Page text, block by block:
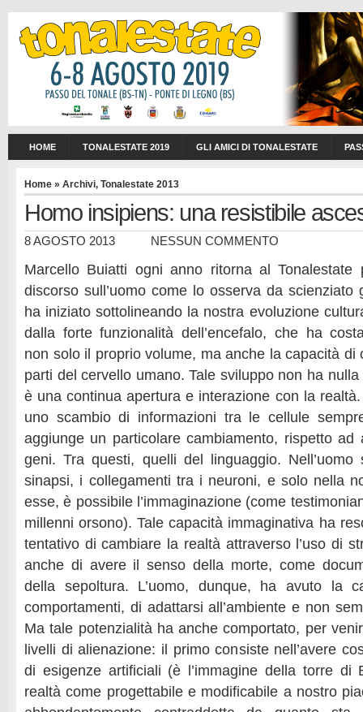
HOME TONALESTATE 2019 GLI AMICI DI TONALESTATE
Home » Archivi, Tonalestate 2013
Homo insipiens: una resistibile
8 AGOSTO 2013 NESSUN COMMENTO
Marcello Buiatti ogni anno ritorna al Tonalestate
discorso sull’uomo come lo osserva da scienziato
ha iniziato sottolineando la nostra evoluzione
dalla forte funzionalità dell’encefalo, che ha
non solo il proprio volume, ma anche la capacità di
parti del cervello umano. Tale sviluppo non ha
è una continua apertura e interazione con la
uno scambio di informazioni tra le cellule
aggiunge un particolare cambiamento, rispetto ad
geni. Tra questi, quelli del linguaggio.
sinapsi, i collegamenti tra i neuroni, e solo nella
esse, è possibile l’immaginazione (come
millenni orsono). Tale capacità immaginativa ha
tentativo di cambiare la realtà attraverso l’uso di
anche di avere il senso della morte, come
della sepoltura. L’uomo, dunque, ha avuto la
comportamenti, di adattarsi all’ambiente e non
Ma tale potenzialità ha anche comportato, per
livelli di alienazione: il primo consiste nell’avere
di esigenze artificiali (è l’immagine della torre di
realtà come progettabile e modificabile a nostro